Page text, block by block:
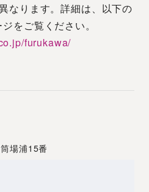
なります。詳細は、以下の
をご覧ください。
furukawa/
場浦15番